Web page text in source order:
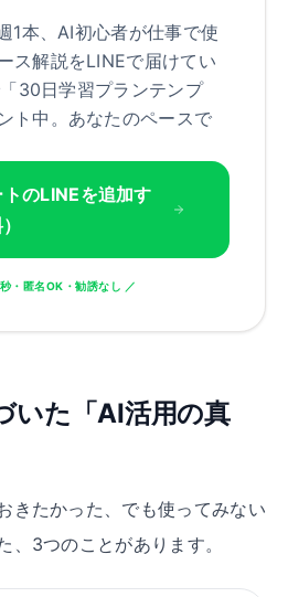
1本、AI初心者が仕事で使
ス解説をLINEで届けてい
30日学習プランテンプ
ト中。あなたのペースで
のLINEを追加す
・匿名OK・勧誘なし ／
いた「AI活用の真
きたかった、でも使ってみない
、3つのことがあります。